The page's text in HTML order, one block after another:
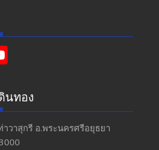
u
T
u
นทอง
วาสุกรี​ อ.พระนครศรีอยุธยา​